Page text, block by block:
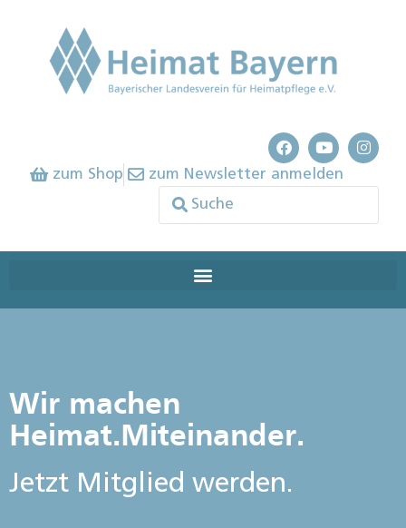
zum Shop zum Newsletter anmelden
Wir machen
Heimat.Miteinander.
Jetzt Mitglied werden.